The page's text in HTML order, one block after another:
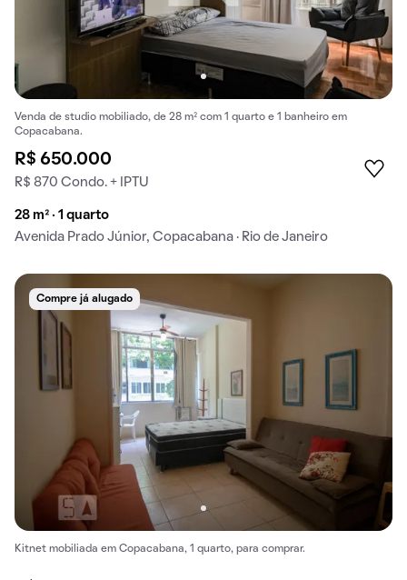
Venda de studio mobiliado, de 28 m² com 1 quarto e 1 banheiro em
Copacabana.
R$ 650.000
R$ 870 Condo. + IPTU
28 m² · 1 quarto
Avenida Prado Júnior, Copacabana · Rio de Janeiro
Compre já alugado
Kitnet mobiliada em Copacabana, 1 quarto, para comprar.